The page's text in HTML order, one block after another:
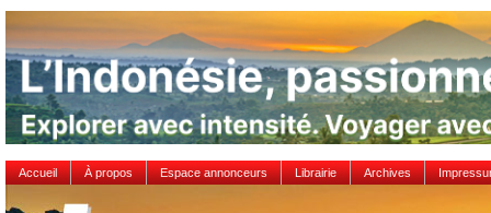
Accueil À propos Espace annonceurs Librairie Archives